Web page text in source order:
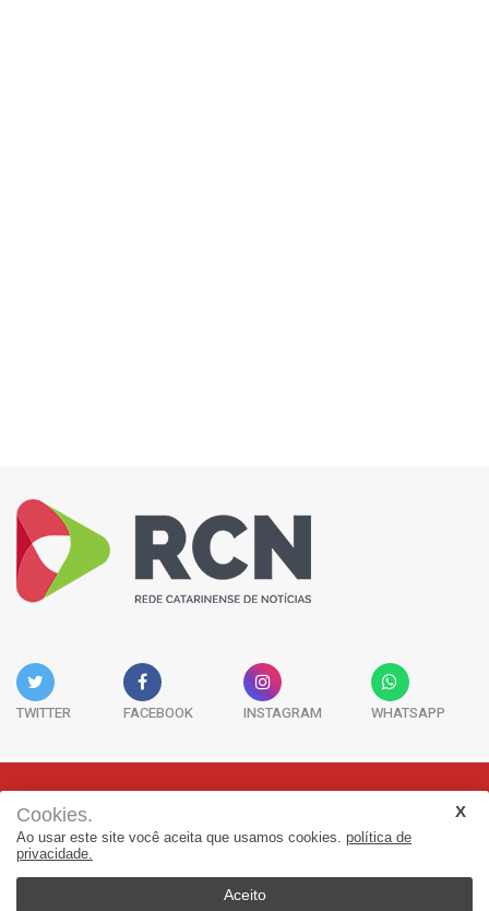
TWITTER FACEBOOK INSTAGRAM WHATSAPP
Rua Adolfo Melo, 38 - Sala 902 - Centro | Florianópolis-SC | CEP:
88015-090
(48) 3298-7979 | jornalismo@adjorisc.com.br
© 2026, Rede Catarinense de Noticias - RCN. Todos os direitos
Cookies.
Ao usar este site você aceita que usamos cookies. política de
privacidade.
Aceito